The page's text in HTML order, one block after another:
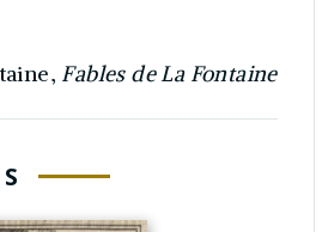
Fables de La Fontaine